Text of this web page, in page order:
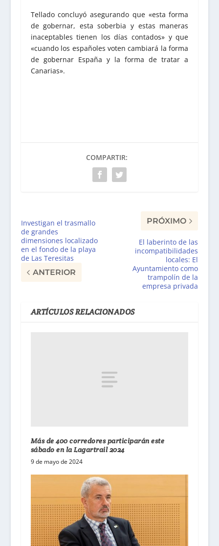
Tellado concluyó asegurando que «esta forma
de gobernar, esta soberbia y estas maneras
inaceptables tienen los días contados» y que
«cuando los españoles voten cambiará la forma
de gobernar España y la forma de tratar a
Canarias».
COMPARTIR:
Investigan el trasmallo
de grandes
dimensiones localizado
en el fondo de la playa
de Las Teresitas
ANTERIOR
PRÓXIMO
El laberinto de las
incompatibilidades
locales: El
Ayuntamiento como
trampolín de la
empresa privada
ARTÍCULOS RELACIONADOS
Más de 400 corredores participarán este
sábado en la Lagartrail 2024
9 de mayo de 2024